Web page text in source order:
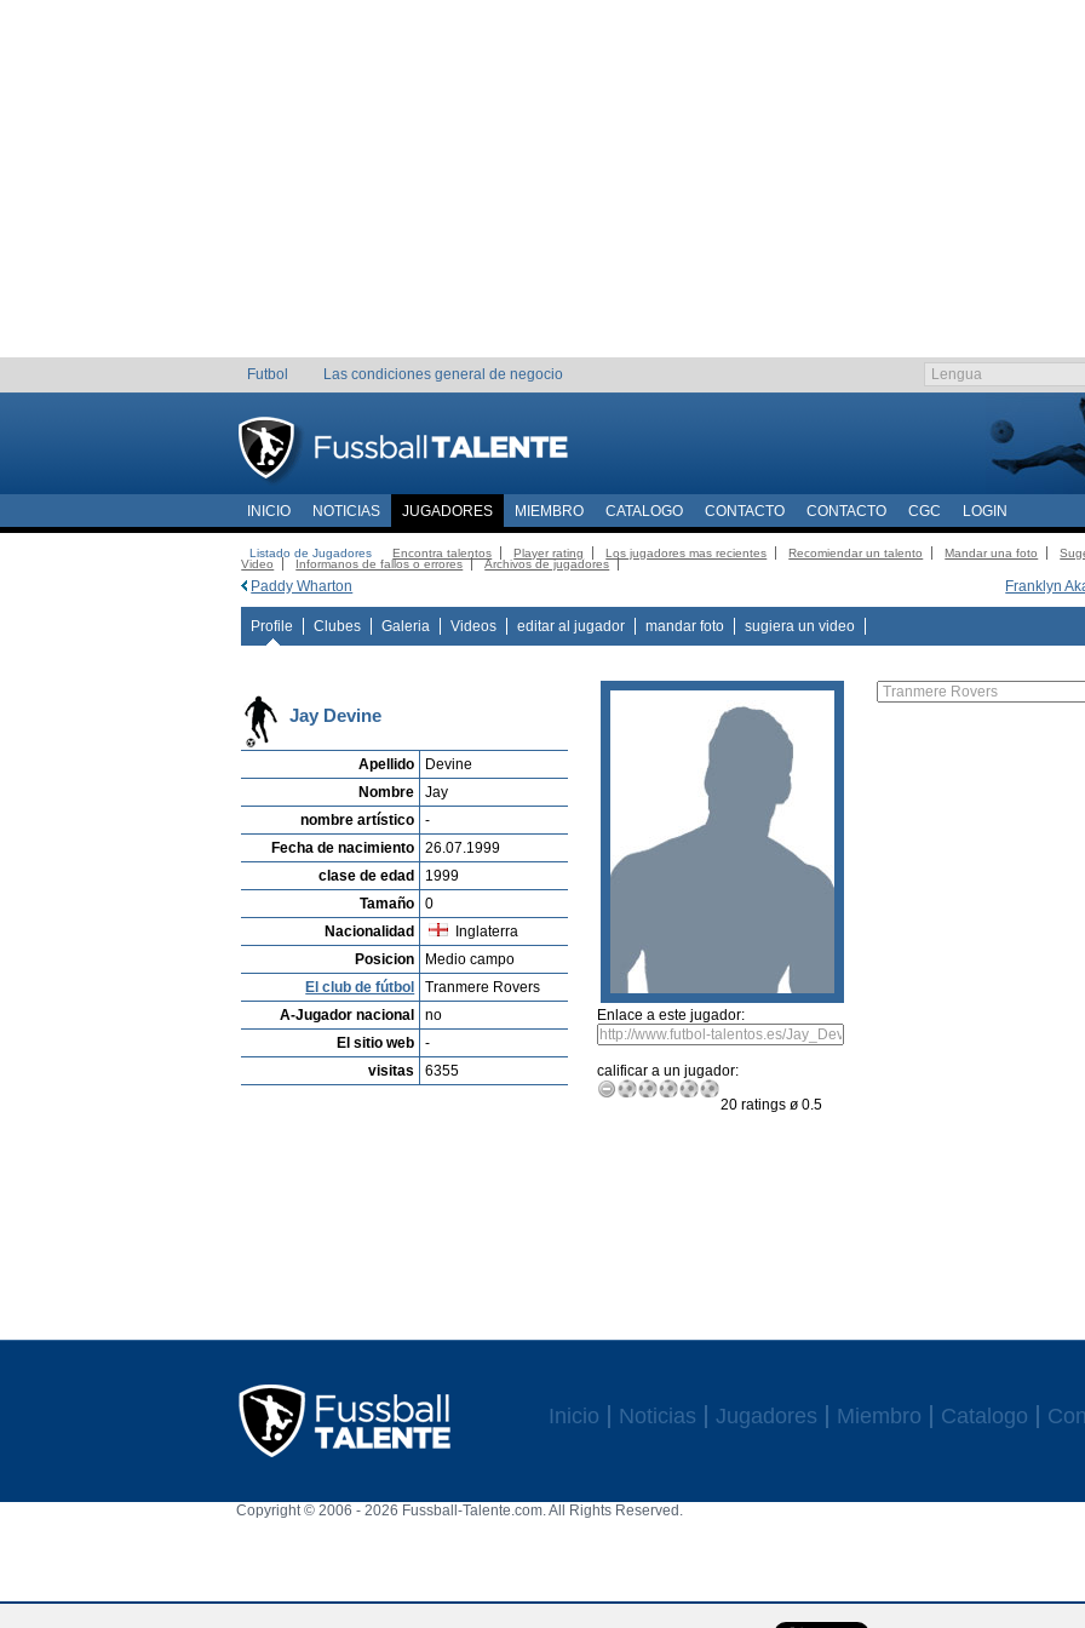
Futbol Las condiciones general de negocio
INICIO NOTICIAS JUGADORES MIEMBRO CATALOGO CONTACTO CONTACTO CGC LOGIN
Listado de Jugadores Encontra talentos Player rating Los jugadores mas recientes Recomiendar un talento Mandar una foto
Video
Informanos de fallos o errores Archivos de jugadores
Franklyn
Paddy Wharton
Profile Clubes Galeria Videos editar al jugador mandar foto sugiera un video
Jay Devine
Apellido
Devine
Nombre
Jay
nombre artístico
-
Fecha de nacimiento
26.07.1999
clase de edad
1999
Tamaño
0
Nacionalidad
Inglaterra
Posicion
Medio campo
El club de fútbol
Tranmere Rovers
A-Jugador nacional
no
El sitio web
-
visitas
6355
Enlace a este jugador:
calificar a un jugador:
20 ratings ø 0.5
Inicio Noticias Jugadores Miembro Catalogo
Copyright © 2006 - 2026 Fussball-Talente.com. All Rights Reserved.